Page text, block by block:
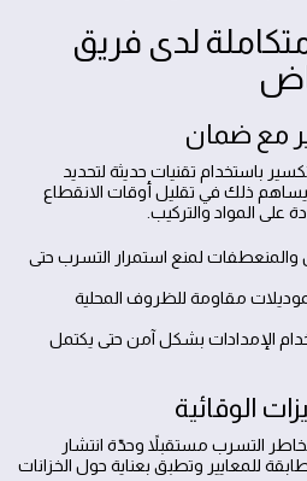
لدى فريق
مع ضمان
باستخدام تقنيات حديثة لتحديد
ذلك في تقليل أوقات الانقطاع
على المواد والتركيب.
والمنعطفات لمنع استمرار التسرب حتى
مقاومة للظروف المحلية
الإمدادات بشكل آمن حتى يكتمل
الوقائية
التسرب مستقبلاً وحدّة انتشار
للمعايير وتطبق بعناية حول الخزانات